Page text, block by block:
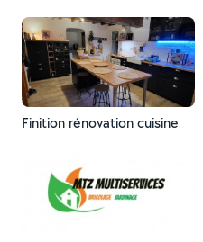
Finition rénovation cuisine